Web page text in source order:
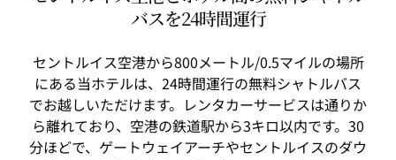
バスを24時間運行
セントルイス空港から800メートル/0.5マイルの場所
にある当ホテルは、24時間運行の無料シャトルバス
でお越しいただけます。レンタカーサービスは通りか
ら離れており、空港の鉄道駅から3キロ以内です。30
分ほどで、ゲートウェイアーチやセントルイスのダウ